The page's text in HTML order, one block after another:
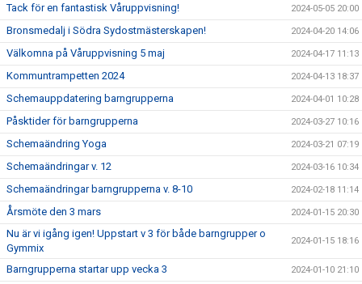
Tack för en fantastisk Våruppvisning! 2024-05-05 20:00
Bronsmedalj i Södra Sydostmästerskapen! 2024-04-20 14:06
Välkomna på Våruppvisning 5 maj 2024-04-17 11:13
Kommuntrampetten 2024 2024-04-13 18:37
Schemauppdatering barngrupperna 2024-04-01 10:28
Påsktider för barngrupperna 2024-03-27 10:16
Schemaändring Yoga 2024-03-21 07:19
Schemaändringar v. 12 2024-03-16 10:34
Schemaändringar barngrupperna v. 8-10 2024-02-18 11:14
Årsmöte den 3 mars 2024-01-15 20:30
Nu är vi igång igen! Uppstart v 3 för både barngrupper o
Gymmix
2024-01-15 18:16
Barngrupperna startar upp vecka 3 2024-01-10 21:10